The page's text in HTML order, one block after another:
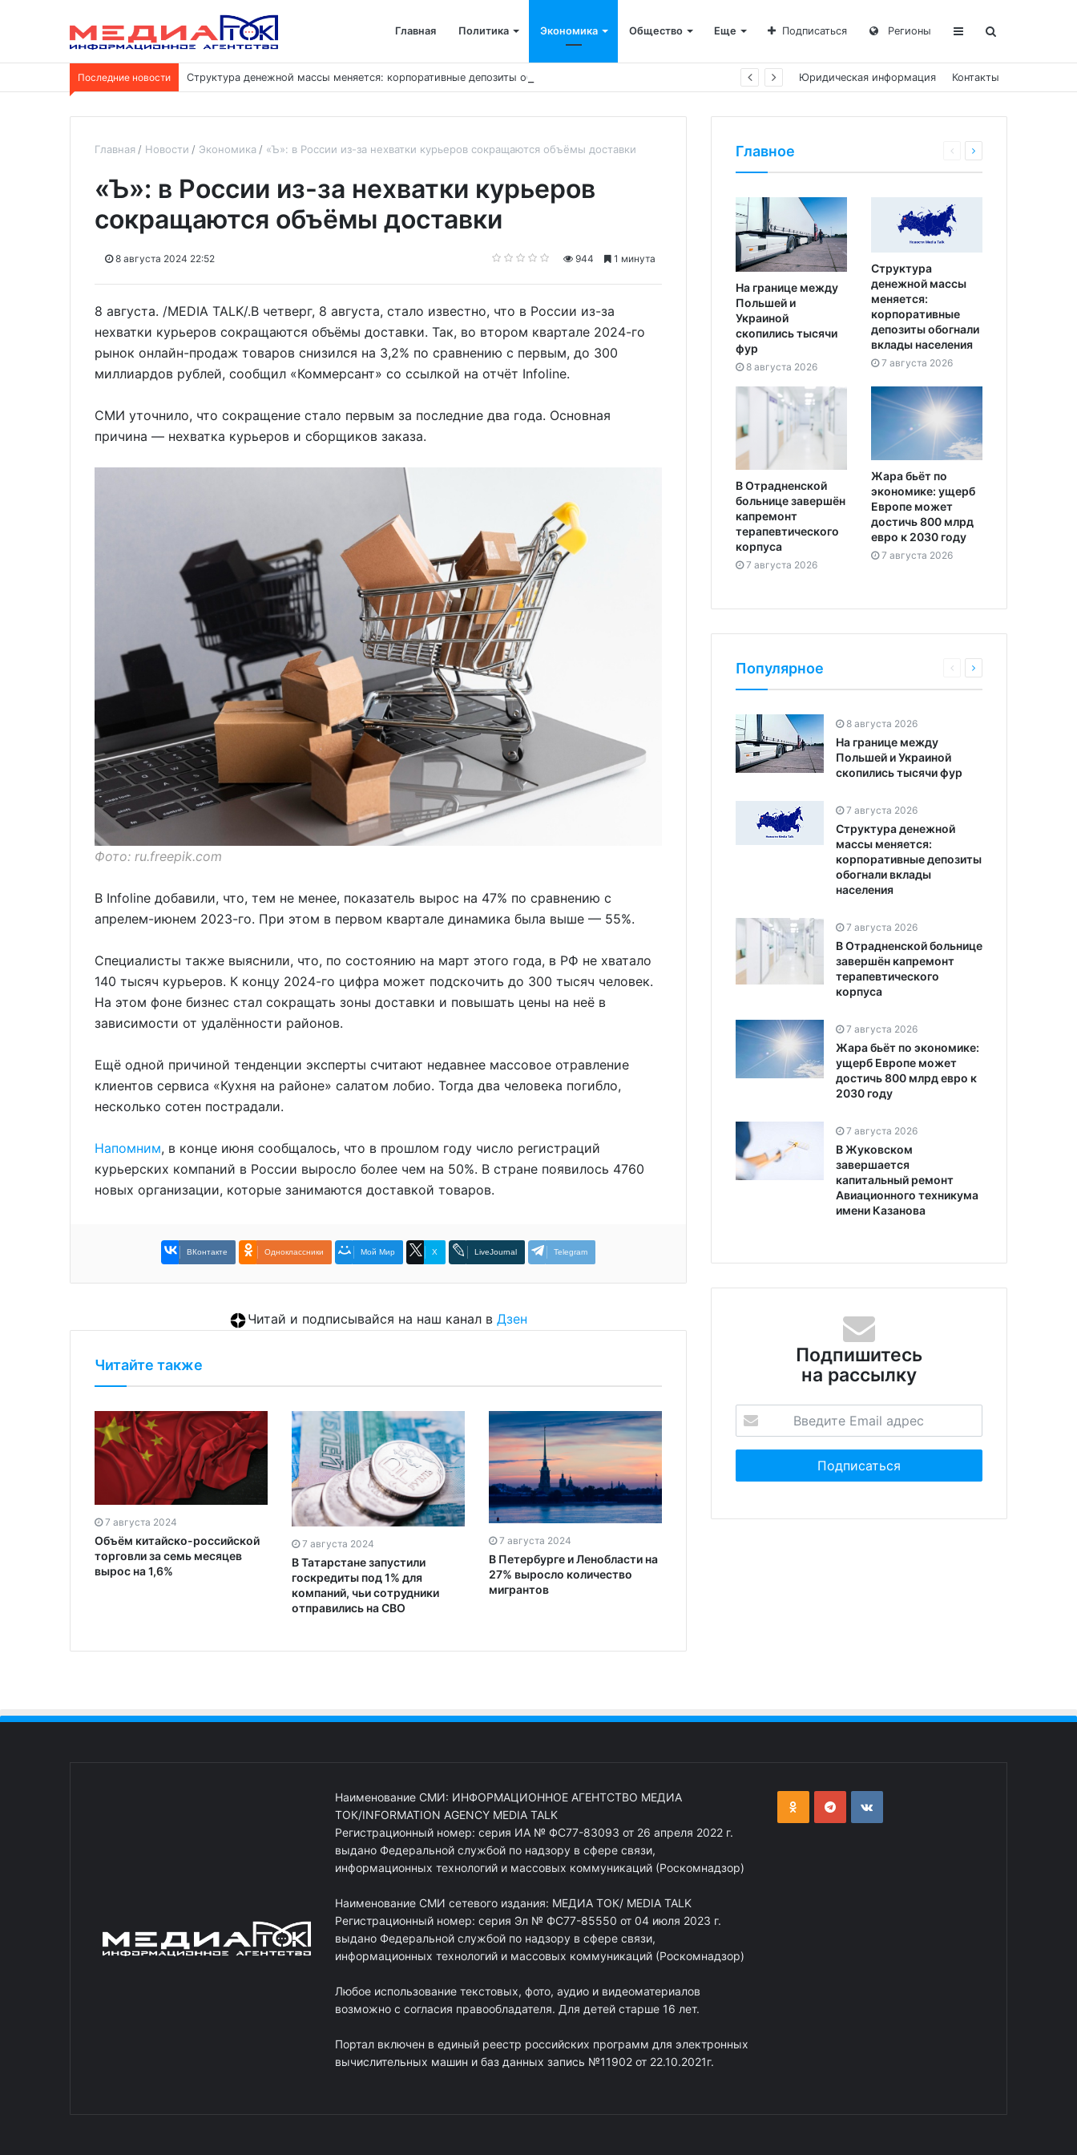
Главная Политика Экономика Общество Еще Подписаться Регионы
Последние новости Структура денежной массы меняется: корпоративные депозиты обогнали вклады населения Юридическая информация Контакты
Главная Новости Экономика «Ъ»: в России из-за нехватки курьеров сокращаются объёмы доставки
«Ъ»: в России из-за нехватки курьеров
сокращаются объёмы доставки
8 августа 2024 22:52 944 1 минута
8 августа. /MEDIA TALK/.В четверг, 8 августа, стало известно, что в России из-за
нехватки курьеров сокращаются объёмы доставки. Так, во втором квартале 2024-го
рынок онлайн-продаж товаров снизился на 3,2% по сравнению с первым, до 300
миллиардов рублей, сообщил «Коммерсант» со ссылкой на отчёт Infoline.
СМИ уточнило, что сокращение стало первым за последние два года. Основная
причина — нехватка курьеров и сборщиков заказа.
Фото: ru.freepik.com
В Infoline добавили, что, тем не менее, показатель вырос на 47% по сравнению с
апрелем-июнем 2023-го. При этом в первом квартале динамика была выше — 55%.
Специалисты также выяснили, что, по состоянию на март этого года, в РФ не хватало
140 тысяч курьеров. К концу 2024-го цифра может подскочить до 300 тысяч человек.
На этом фоне бизнес стал сокращать зоны доставки и повышать цены на неё в
зависимости от удалённости районов.
Ещё одной причиной тенденции эксперты считают недавнее массовое отравление
клиентов сервиса «Кухня на районе» салатом лобио. Тогда два человека погибло,
несколько сотен пострадали.
Напомним, в конце июня сообщалось, что в прошлом году число регистраций
курьерских компаний в России выросло более чем на 50%. В стране появилось 4760
новых организации, которые занимаются доставкой товаров.
ВКонтакте Одноклассники Мой Мир X LiveJournal Telegram
Читай и подписывайся на наш канал в Дзен
Читайте также
7 августа 2024
Объём китайско-российской
торговли за семь месяцев
вырос на 1,6%
7 августа 2024
В Татарстане запустили
госкредиты под 1% для
компаний, чьи сотрудники
отправились на СВО
7 августа 2024
В Петербурге и Ленобласти на
27% выросло количество
мигрантов
Главное
На границе между
Польшей и
Украиной
скопились тысячи
фур
8 августа 2026
Структура
денежной массы
меняется:
корпоративные
депозиты обогнали
вклады населения
7 августа 2026
В Отрадненской
больнице завершён
капремонт
терапевтического
корпуса
7 августа 2026
Жара бьёт по
экономике: ущерб
Европе может
достичь 800 млрд
евро к 2030 году
7 августа 2026
Популярное
8 августа 2026
На границе между
Польшей и Украиной
скопились тысячи фур
7 августа 2026
Структура денежной
массы меняется:
корпоративные депозиты
обогнали вклады
населения
7 августа 2026
В Отрадненской больнице
завершён капремонт
терапевтического
корпуса
7 августа 2026
Жара бьёт по экономике:
ущерб Европе может
достичь 800 млрд евро к
2030 году
7 августа 2026
В Жуковском
завершается
капитальный ремонт
Авиационного техникума
имени Казанова
Подпишитесь
на рассылку
Наименование СМИ: ИНФОРМАЦИОННОЕ АГЕНТСТВО МЕДИА
ТОК/INFORMATION AGENCY MEDIA TALK
Регистрационный номер: серия ИА № ФС77-83093 от 26 апреля 2022 г.
выдано Федеральной службой по надзору в сфере связи,
информационных технологий и массовых коммуникаций (Роскомнадзор)
Наименование СМИ сетевого издания: МЕДИА ТОК/ MEDIA TALK
Регистрационный номер: серия Эл № ФС77-85550 от 04 июля 2023 г.
выдано Федеральной службой по надзору в сфере связи,
информационных технологий и массовых коммуникаций (Роскомнадзор)
Любое использование текстовых, фото, аудио и видеоматериалов
возможно с согласия правообладателя. Для детей старше 16 лет.
Портал включен в единый реестр российских программ для электронных
вычислительных машин и баз данных запись №11902 от 22.10.2021г.